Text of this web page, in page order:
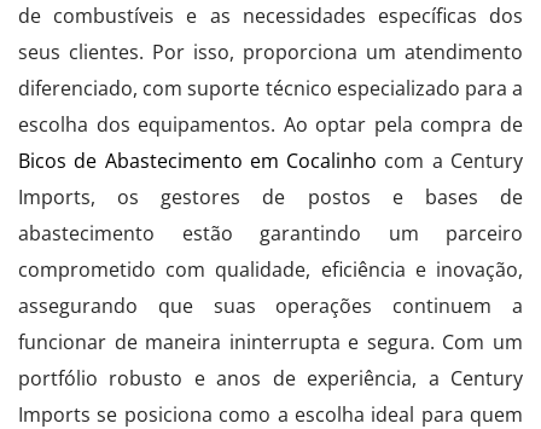
de combustíveis e as necessidades específicas dos
seus clientes. Por isso, proporciona um atendimento
diferenciado, com suporte técnico especializado para a
escolha dos equipamentos. Ao optar pela compra de
Bicos de Abastecimento em Cocalinho com a Century
Imports, os gestores de postos e bases de
abastecimento estão garantindo um parceiro
comprometido com qualidade, eficiência e inovação,
assegurando que suas operações continuem a
funcionar de maneira ininterrupta e segura. Com um
portfólio robusto e anos de experiência, a Century
Imports se posiciona como a escolha ideal para quem